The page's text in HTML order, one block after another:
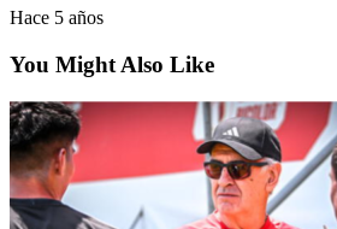
Hace 5 años
You Might Also Like